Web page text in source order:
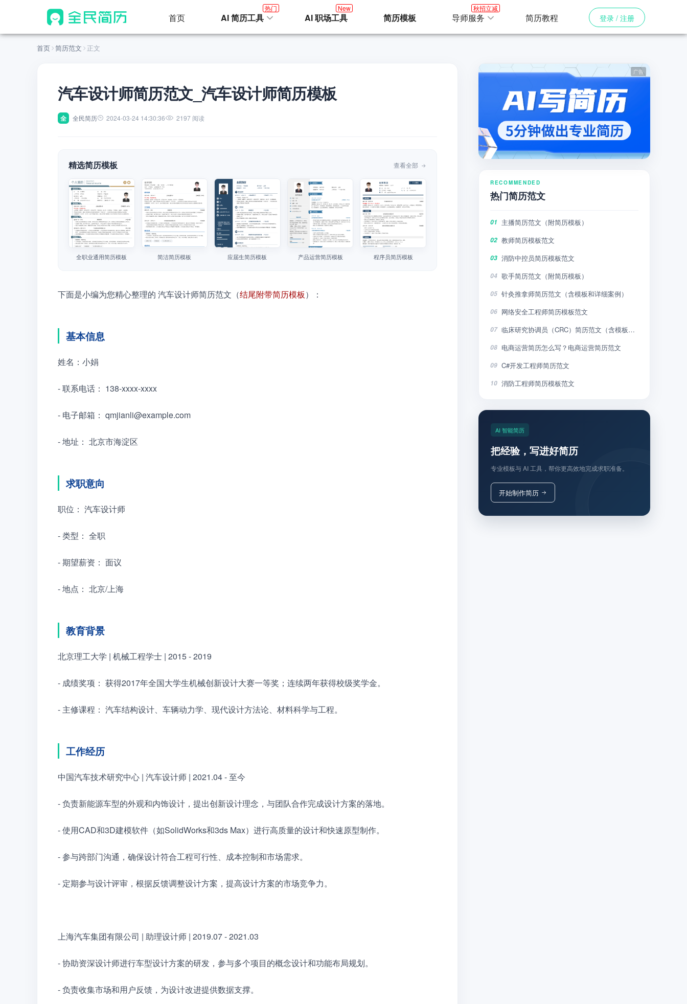
首页 AI 简历工具
热门
AI 职场工具
New
简历模板 导师服务
秋招立减
简历教程 登录 / 注册
首页 简历范文 正文
汽车设计师简历范文_汽车设计师简历模板
全 全民简历 2024-03-24 14:30:36 2197 阅读
精选简历模板 查看全部
全职业通用简历模板 简洁简历模板 应届生简历模板 产品运营简历模板 程序员简历模板
下面是小编为您精心整理的 汽车设计师简历范文（结尾附带简历模板）：
基本信息
姓名：小娟
- 联系电话： 138-xxxx-xxxx
- 电子邮箱： qmjianli@example.com
- 地址： 北京市海淀区
求职意向
职位： 汽车设计师
- 类型： 全职
- 期望薪资： 面议
- 地点： 北京/上海
教育背景
北京理工大学 | 机械工程学士 | 2015 - 2019
- 成绩奖项： 获得2017年全国大学生机械创新设计大赛一等奖；连续两年获得校级奖学金。
- 主修课程： 汽车结构设计、车辆动力学、现代设计方法论、材料科学与工程。
工作经历
中国汽车技术研究中心 | 汽车设计师 | 2021.04 - 至今
- 负责新能源车型的外观和内饰设计，提出创新设计理念，与团队合作完成设计方案的落地。
- 使用CAD和3D建模软件（如SolidWorks和3ds Max）进行高质量的设计和快速原型制作。
- 参与跨部门沟通，确保设计符合工程可行性、成本控制和市场需求。
- 定期参与设计评审，根据反馈调整设计方案，提高设计方案的市场竞争力。
上海汽车集团有限公司 | 助理设计师 | 2019.07 - 2021.03
- 协助资深设计师进行车型设计方案的研发，参与多个项目的概念设计和功能布局规划。
- 负责收集市场和用户反馈，为设计改进提供数据支撑。
RECOMMENDED
热门简历范文
01 主播简历范文（附简历模板）
02 教师简历模板范文
03 消防中控员简历模板范文
04 歌手简历范文（附简历模板）
05 针灸推拿师简历范文（含模板和详细案例）
06 网络安全工程师简历模板范文
07 临床研究协调员（CRC）简历范文（含模板和详细案例）
08 电商运营简历怎么写？电商运营简历范文
09 C#开发工程师简历范文
10 消防工程师简历模板范文
AI 智能简历
把经验，写进好简历
专业模板与 AI 工具，帮你更高效地完成求职准备。
开始制作简历